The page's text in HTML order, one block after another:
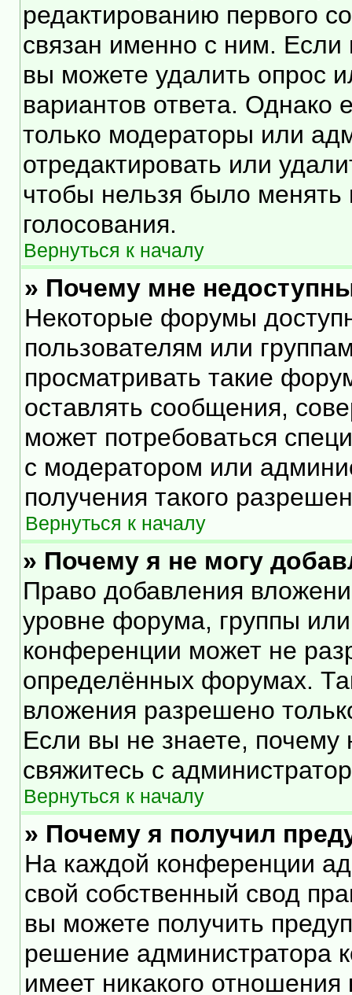
редактированию первого
связан именно с ним. Если
вы можете удалить опрос
вариантов ответа. Однако
только модераторы или
отредактировать или
чтобы нельзя было менять
голосования.
Вернуться к началу
» Почему мне
Некоторые форумы
пользователям или
просматривать такие
оставлять сообщения,
может потребоваться
с модератором или
получения такого
Вернуться к началу
» Почему я не могу
Право добавления
уровне форума, группы
конференции может не
определённых форумах.
вложения разрешено
Если вы не знаете,
свяжитесь с
Вернуться к началу
» Почему я получил
На каждой конференции
свой собственный свод
вы можете получить
решение администратора
имеет никакого